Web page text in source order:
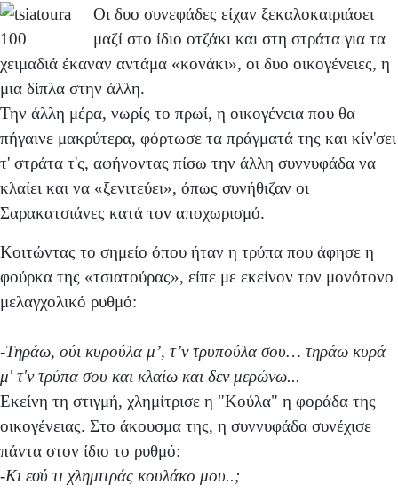
Οι δυο συνεφάδες είχαν ξεκαλοκαιριάσει
μαζί στο ίδιο οτζάκι και στη στράτα για τα
χειμαδιά έκαναν αντάμα «κονάκι», οι δυο οικογένειες, η
μια δίπλα στην άλλη.
Την άλλη μέρα, νωρίς το πρωί, η οικογένεια που θα
πήγαινε μακρύτερα, φόρτωσε τα πράγματά της και κίν'σει
τ' στράτα τ'ς, αφήνοντας πίσω την άλλη συννυφάδα να
κλαίει και να «ξενιτεύει», όπως συνήθιζαν οι
Σαρακατσιάνες κατά τον αποχωρισμό.
Κοιτώντας το σημείο όπου ήταν η τρύπα που άφησε η
φούρκα της «τσιατούρας», είπε με εκείνον τον μονότονο
μελαγχολικό ρυθμό:
-Τηράω, ούι κυρούλα μ’, τ’ν τρυπούλα σου… τηράω κυρά
μ' τ'ν τρύπα σου και κλαίω και δεν μερώνω...
Εκείνη τη στιγμή, χλημίτρισε η "Κούλα" η φοράδα της
οικογένειας. Στο άκουσμα της, η συννυφάδα συνέχισε
πάντα στον ίδιο το ρυθμό:
-Κι εσύ τι χλημιτράς κουλάκο μου..;